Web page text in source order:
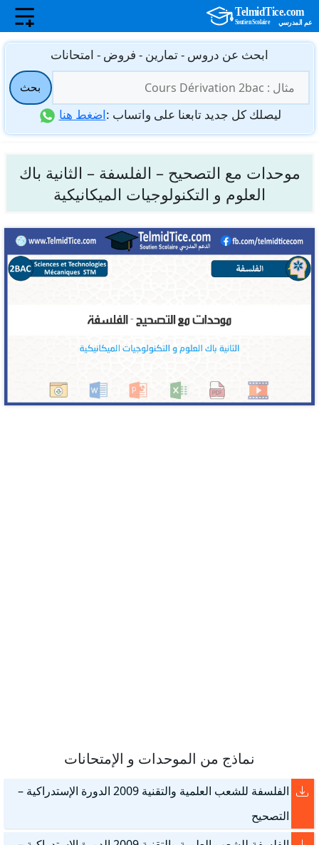
انتقل
المحتوى
ابحث عن دروس - تمارين - فروض - امتحانات
عن:
بحث
ليصلك كل جديد تابعنا على واتساب :اضغط هنا
موحدات مع التصحيح – الفلسفة – الثانية باك
العلوم و التكنولوجيات الميكانيكية
نماذج من الموحدات و الإمتحانات
الفلسفة للشعب العلمية والتقنية 2009 الدورة الإستدراكية –
التصحيح